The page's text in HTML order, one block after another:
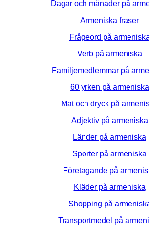
Dagar och månader på
Armeniska fraser
Frågeord på armeniska
Verb på armeniska
Familjemedlemmar på
60 yrken på armeniska
Mat och dryck på
Adjektiv på armeniska
Länder på armeniska
Sporter på armeniska
Företagande på
Kläder på armeniska
Shopping på
Transportmedel på